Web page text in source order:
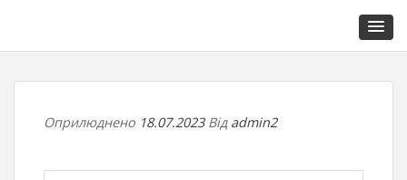
Оприлюднено 18.07.2023Від admin2